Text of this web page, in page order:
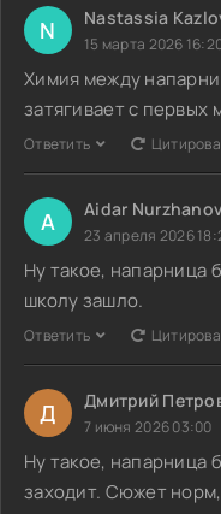
N Nastassia
15 марта 2026
Химия между
затягивает с
Ответить
A Aidar Nurzhanov
23 апреля 2026
Ну такое, напарница
школу зашло.
Ответить
Д Дмитрий
7 июня 2026 03:00
Ну такое, напарница
заходит. Сюжет норм,